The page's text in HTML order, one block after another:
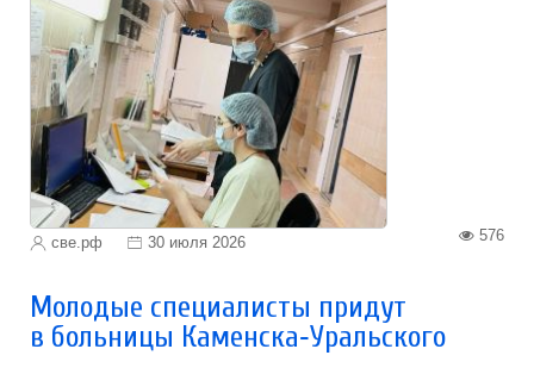
све.рф 30 июля 2026 576
Молодые специалисты придут
в больницы Каменска‑Уральского